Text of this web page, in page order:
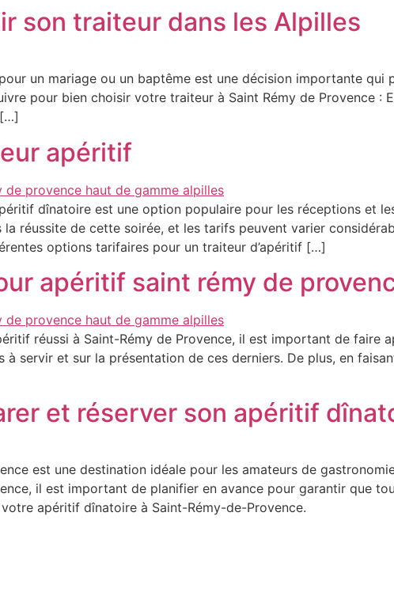
son traiteur dans les Alpilles
un mariage ou un baptême est une décision importante
pour bien choisir votre traiteur à Saint Rémy de Provence :
apéritif
dînatoire est une option populaire pour les réceptions et
la réussite de cette soirée, et les tarifs peuvent varier
options tarifaires pour un traiteur d’apéritif […]
apéritif saint rémy de
réussi à Saint-Rémy de Provence, il est important de faire
à servir et sur la présentation de ces derniers. De plus, en
et réserver son apéritif
est une destination idéale pour les amateurs de
il est important de planifier en avance pour garantir que
apéritif dînatoire à Saint-Rémy-de-Provence.